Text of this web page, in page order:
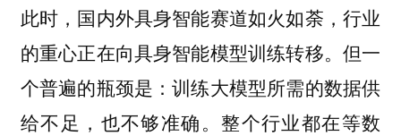
此时，国内外具身智能赛道如火如荼，行业
的重心正在向具身智能模型训练转移。但一
个普遍的瓶颈是：训练大模型所需的数据供
给不足，也不够准确。整个行业都在等数